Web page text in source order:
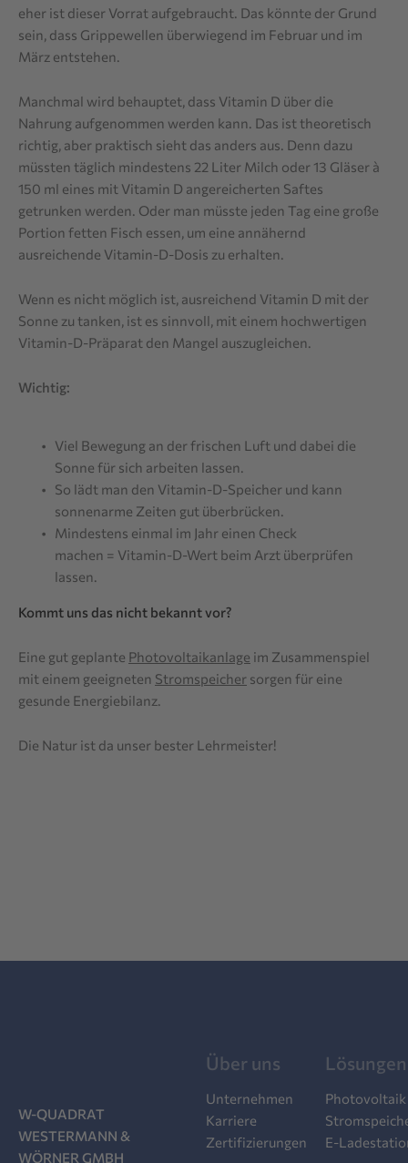
eher ist dieser Vorrat aufgebraucht. Das könnte der Grund
sein, dass Grippewellen überwiegend im Februar und im
März entstehen.
Manchmal wird behauptet, dass Vitamin D über die
Nahrung aufgenommen werden kann. Das ist theoretisch
richtig, aber praktisch sieht das anders aus. Denn dazu
müssten täglich mindestens 22 Liter Milch oder 13 Gläser à
150 ml eines mit Vitamin D angereicherten Saftes
getrunken werden. Oder man müsste jeden Tag eine große
Portion fetten Fisch essen, um eine annähernd
ausreichende Vitamin-D-Dosis zu erhalten.
Wenn es nicht möglich ist, ausreichend Vitamin D mit der
Sonne zu tanken, ist es sinnvoll, mit einem hochwertigen
Vitamin-D-Präparat den Mangel auszugleichen.
Wichtig:
Viel Bewegung an der frischen Luft und dabei die
Sonne für sich arbeiten lassen.
So lädt man den Vitamin-D-Speicher und kann
sonnenarme Zeiten gut überbrücken.
Mindestens einmal im Jahr einen Check
machen = Vitamin-D-Wert beim Arzt überprüfen
lassen.
Kommt uns das nicht bekannt vor?
Eine gut geplante Photovoltaikanlage im Zusammenspiel
mit einem geeigneten Stromspeicher sorgen für eine
gesunde Energiebilanz.
Die Natur ist da unser bester Lehrmeister!
W-QUADRAT
WESTERMANN &
WÖRNER GMBH
Über uns
Unternehmen
Karriere
Zertifizierungen
Lösungen
Photovoltaik
E-